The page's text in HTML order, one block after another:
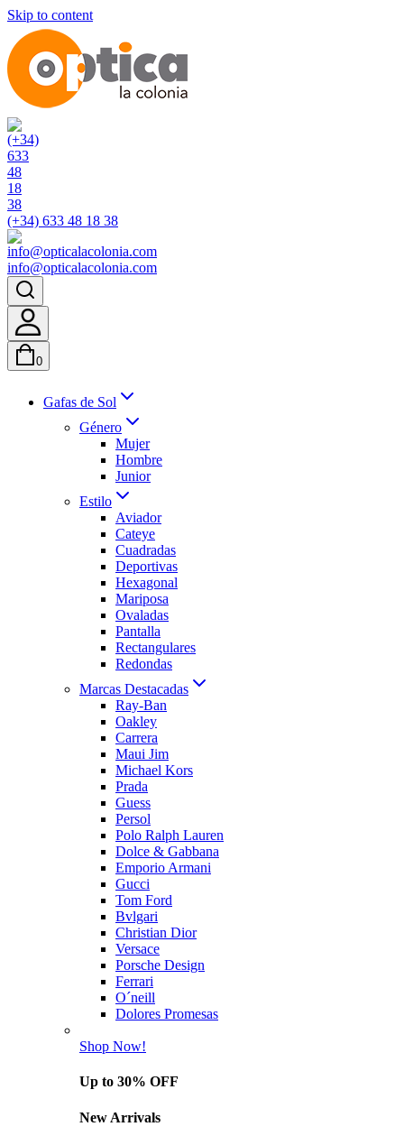
Skip to content
(+34) 633 48 18 38
info@opticalacolonia.com
0
Gafas de Sol
Género
Mujer
Hombre
Junior
Estilo
Aviador
Cateye
Cuadradas
Deportivas
Hexagonal
Mariposa
Ovaladas
Pantalla
Rectangulares
Redondas
Marcas Destacadas
Ray-Ban
Oakley
Carrera
Maui Jim
Michael Kors
Prada
Guess
Persol
Polo Ralph Lauren
Dolce & Gabbana
Emporio Armani
Gucci
Tom Ford
Bvlgari
Christian Dior
Versace
Porsche Design
Ferrari
O´neill
Dolores Promesas
Shop Now!
Up to 30% OFF
New Arrivals